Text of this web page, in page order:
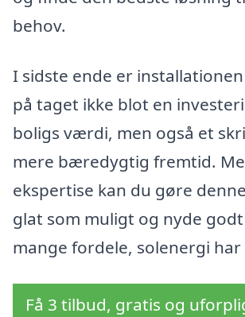
behov.
I sidste ende er
på taget ikke blot en
boligs værdi, men også et
mere bæredygtig fremtid.
ekspertise kan du gøre
glat som muligt og nyde
mange fordele, solenergi
Få 3 tilbud, gratis og